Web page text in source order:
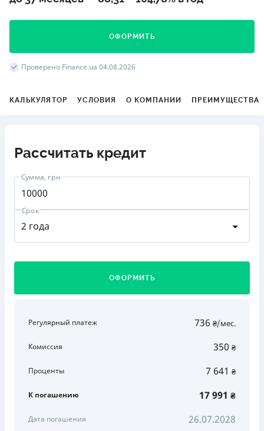
ОФОРМИТЬ
Проверено Finance.ua 04.08.2026
КАЛЬКУЛЯТОР УСЛОВИЯ О КОМПАНИИ ПРЕИМУЩЕСТВА
Рассчитать кредит
Сумма, грн
2 года
Срок
ОФОРМИТЬ
Регулярный платеж 736 ₴/мес.
Комиссия 350 ₴
Проценты 7 641 ₴
К погашению 17 991 ₴
Дата погашения 26.07.2028